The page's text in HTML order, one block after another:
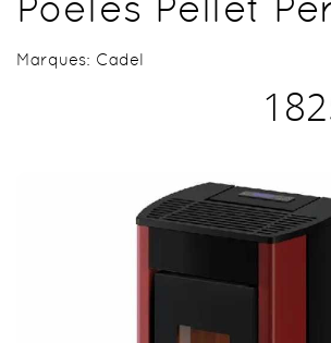
Marques: Cadel